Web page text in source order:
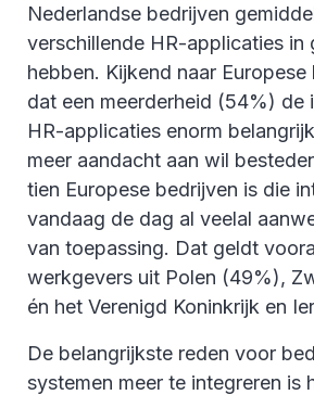
Nederlandse bedrijven
verschillende HR-applicaties in
hebben. Kijkend naar
dat een meerderheid (54%) de
HR-applicaties enorm
meer aandacht aan wil
tien Europese bedrijven is die
vandaag de dag al veelal
van toepassing. Dat geldt
werkgevers uit Polen (49%),
én het Verenigd Koninkrijk en
De belangrijkste reden voor
systemen meer te integreren is